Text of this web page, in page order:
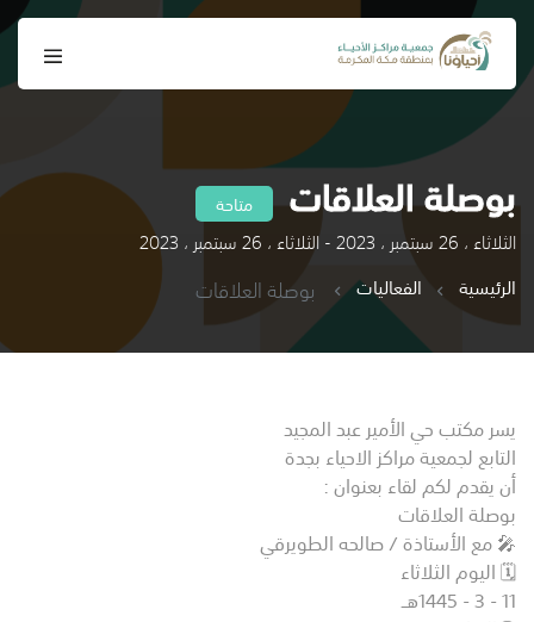
بوصلة العلاقات متاحة
الثلاثاء ، 26 سبتمبر ، 2023 - الثلاثاء ، 26 سبتمبر ، 2023
الرئيسية
الفعاليات بوصلة العلاقات
يسر مكتب حي الأمير عبد المجيد
التابع لجمعية مراكز الاحياء بجدة
أن يقدم لكم لقاء بعنوان :
بوصلة العلاقات
🎤 مع الأستاذة / صالحه الطويرقي
🗓️ اليوم الثلاثاء
11 - 3 - 1445هــ